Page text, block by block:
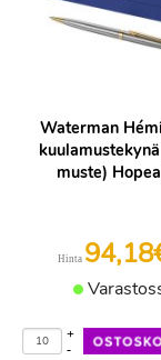
Waterman
muste)
Hinta
-
+